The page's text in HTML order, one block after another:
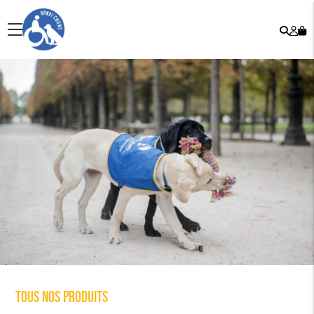
menu
Tous nos produits